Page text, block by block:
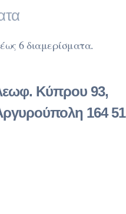
6 διαμερίσματα.
Κύπρου 93,
164 51